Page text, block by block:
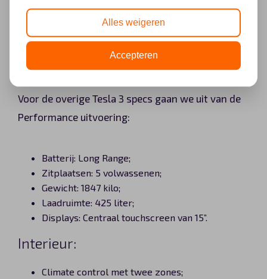
Performance remmen
Carbon Fiber spoiler
Performance pedalen
Voor de overige Tesla 3 specs gaan we uit van de
Performance uitvoering:
Batterij: Long Range;
Zitplaatsen: 5 volwassenen;
Gewicht: 1847 kilo;
Laadruimte: 425 liter;
Displays: Centraal touchscreen van 15”.
Interieur:
Climate control met twee zones;
Alles weigeren
Accepteren